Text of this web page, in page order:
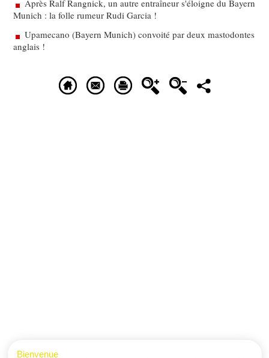
Après Ralf Rangnick, un autre entraîneur s'éloigne du Bayern
Munich : la folle rumeur Rudi Garcia !
Upamecano (Bayern Munich) convoité par deux mastodontes
anglais !
Bienvenue